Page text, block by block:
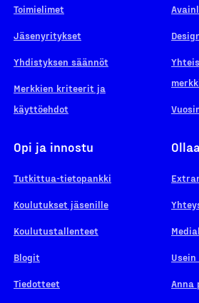
Toimielimet
Jäsenyritykset
Yhdistyksen säännöt
Merkkien kriteerit ja
käyttöehdot
Opi ja innostu
Tutkittua-tietopankki
Koulutukset jäsenille
Koulutustallenteet
Blogit
Tiedotteet Anna